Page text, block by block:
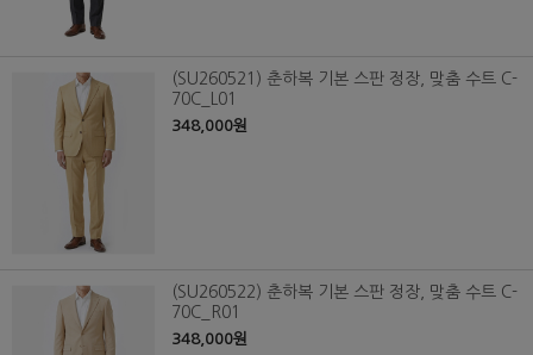
(SU260521) 춘하복 기본 스판 정장, 맞춤 수트 C-
70C_L01
348,000원
(SU260522) 춘하복 기본 스판 정장, 맞춤 수트 C-
70C_R01
348,000원